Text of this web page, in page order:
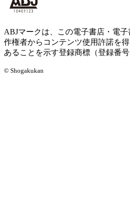
ABJマークは、この電子書店・電
作権者からコンテンツ使用許諾を
あることを示す登録商標（登録番号
© Shogakukan